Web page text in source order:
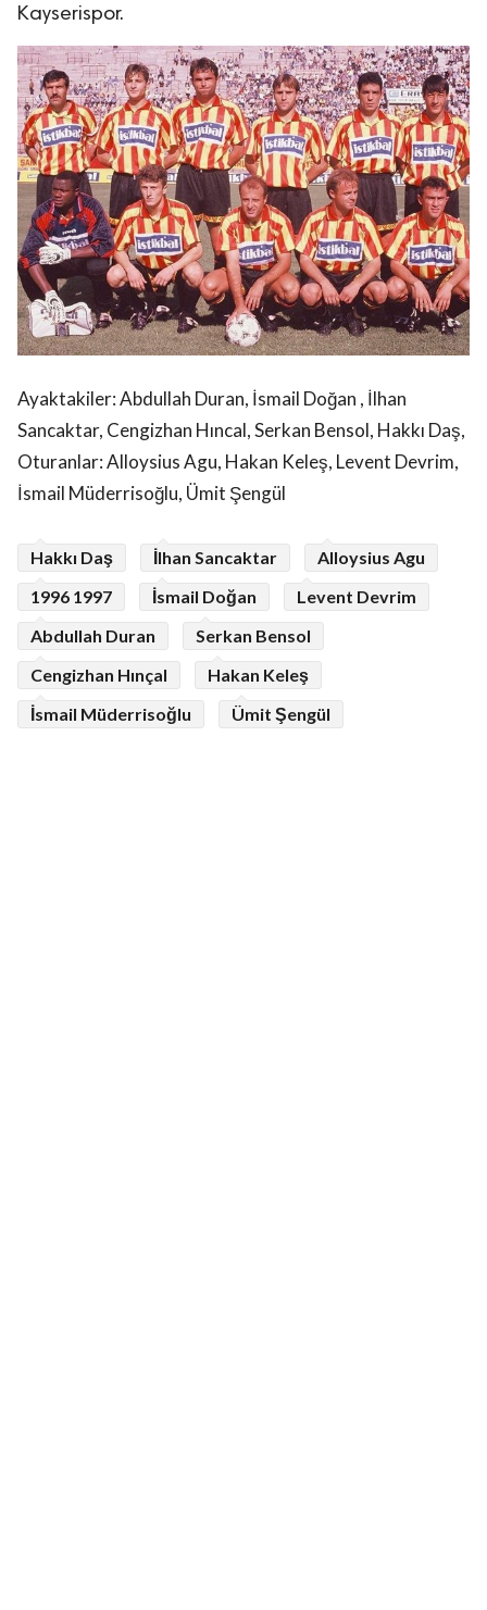
Kayserispor.
Ayaktakiler: Abdullah Duran, İsmail Doğan , İlhan
Sancaktar, Cengizhan Hıncal, Serkan Bensol, Hakkı Daş,
Oturanlar: Alloysius Agu, Hakan Keleş, Levent Devrim,
İsmail Müderrisoğlu, Ümit Şengül
Hakkı Daş İlhan Sancaktar
Alloysius Agu
1996 1997
İsmail Doğan
Levent Devrim
Abdullah Duran
Serkan Bensol
Cengizhan Hınçal
Hakan Keleş
İsmail Müderrisoğlu
Ümit Şengül